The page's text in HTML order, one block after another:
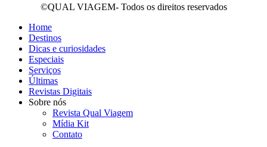
©QUAL VIAGEM- Todos os direitos reservados
Home
Destinos
Dicas e curiosidades
Especiais
Serviços
Últimas
Revistas Digitais
Sobre nós
Revista Qual Viagem
Mídia Kit
Contato